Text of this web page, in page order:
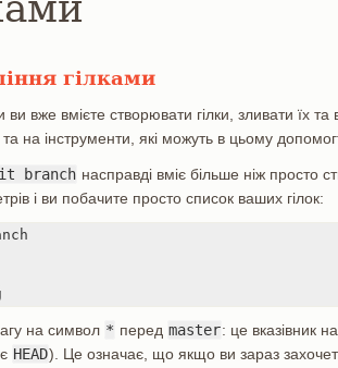
гілками
ви вже вмієте створювати гілки, зливати їх
на інструменти, які можуть в цьому
branch насправді вміє більше ніж просто
і ви побачите просто список ваших гілок:
на символ * перед master: це вказівник
HEAD). Це означає, що якщо ви зараз